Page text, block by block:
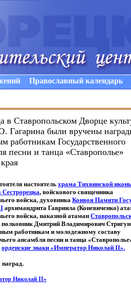
Православный календарь
в Ставропольском Дворце
Гагарина были вручены
работникам Государственного
песни и танца «Ставрополье»
настоятель храма Тихвинской
, войскового священника
войска, духовника Конвоя Памяти
архимандрита Гавриила (Коневиченко)
войска, наказной атаман
полковник Дмитрий Владимирович
работникам и молодежному составу
ансамбля песни и танца«Ставрополье
орденские знаки «Император Николай II».
Николай II»